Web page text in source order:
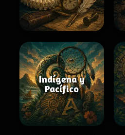
Indígena y
Pacífico